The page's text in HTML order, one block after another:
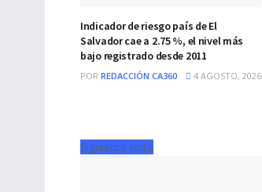
Indicador de riesgo país de El
Salvador cae a 2.75 %, el nivel más
bajo registrado desde 2011
POR REDACCIÓN CA360 4 AGOSTO, 2026
Siguiente nota